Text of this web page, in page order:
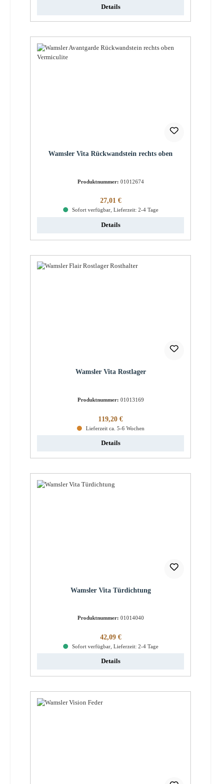
Details
Wamsler Vita Rückwandstein rechts oben
Produktnummer: 01012674
Regulärer Preis:
27,01 €
Sofort verfügbar, Lieferzeit: 2-4 Tage
Details
Wamsler Vita Rostlager
Produktnummer: 01013169
Regulärer Preis:
119,20 €
Lieferzeit ca. 5-6 Wochen
Details
Wamsler Vita Türdichtung
Produktnummer: 01014040
Regulärer Preis:
42,09 €
Sofort verfügbar, Lieferzeit: 2-4 Tage
Details